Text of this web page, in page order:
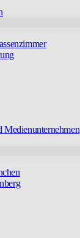
Medienunternehmen